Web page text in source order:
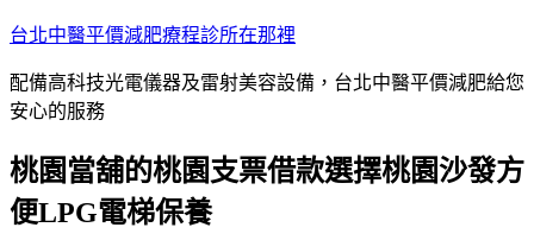
跳
主
要
容
台北中醫平價減肥療程診所在那裡
配備高科技光電儀器及雷射美容設備，台北中醫平價減肥給您
安心的服務
桃園當舖的桃園支票借款選擇桃園沙發方
便LPG電梯保養